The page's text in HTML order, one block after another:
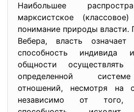
Наибольшее
марксистское
понимание природы
Вебера, власть
способность индивида
общности
определенной
отношений, несмотря на
независимо от того,